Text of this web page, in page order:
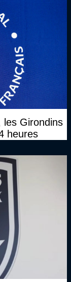
les Girondins
heures